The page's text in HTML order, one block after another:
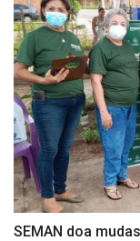
SEMAN doa